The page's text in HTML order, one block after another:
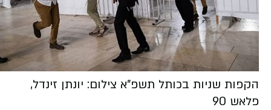
הקפות שניות בכותל תשפ"א צילום: יונתן זינדל,
פלאש 90